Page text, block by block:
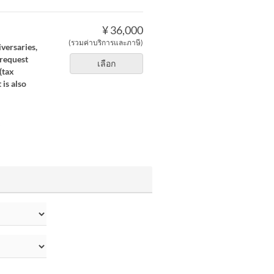
¥ 36,000
(รวมค่าบริการและภาษี)
เลือก
is also